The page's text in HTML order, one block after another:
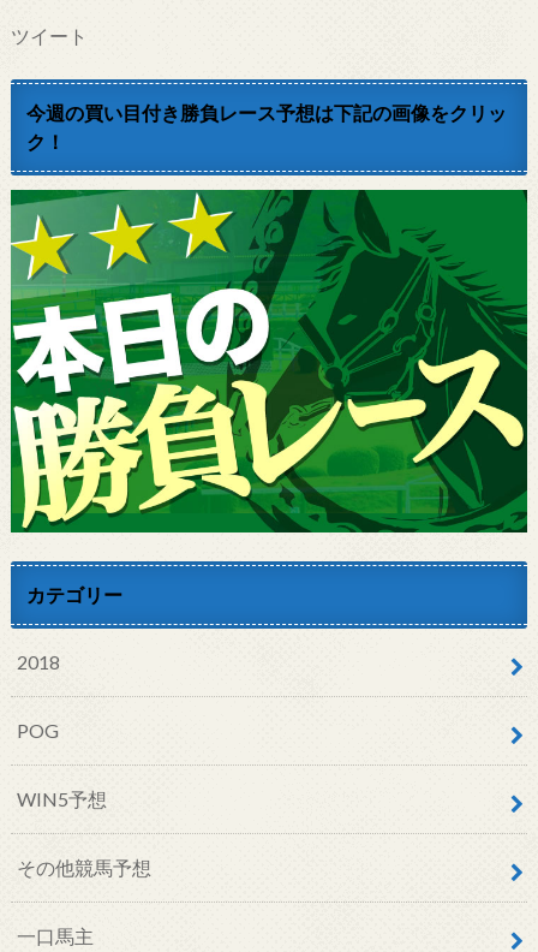
ツイート
今週の買い目付き勝負レース予想は下記の画像をクリッ
ク！
カテゴリー
2018
POG
WIN5予想
その他競馬予想
一口馬主